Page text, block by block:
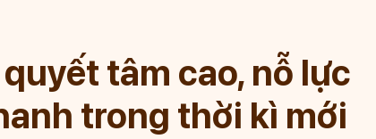
tâm cao, nỗ lực
trong thời kì mới